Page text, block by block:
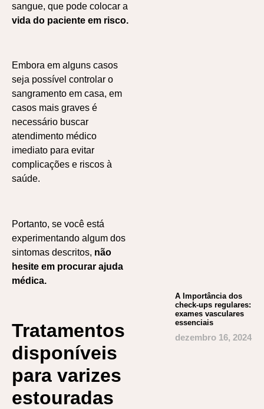
sangue, que pode colocar a
vida do paciente em risco.
Embora em alguns casos
seja possível controlar o
sangramento em casa, em
casos mais graves é
necessário buscar
atendimento médico
imediato para evitar
complicações e riscos à
saúde.
Portanto, se você está
experimentando algum dos
sintomas descritos, não
hesite em procurar ajuda
médica.
Tratamentos
disponíveis
para varizes
estouradas
A Importância dos
check-ups regulares:
exames vasculares
essenciais
dezembro 16, 2024